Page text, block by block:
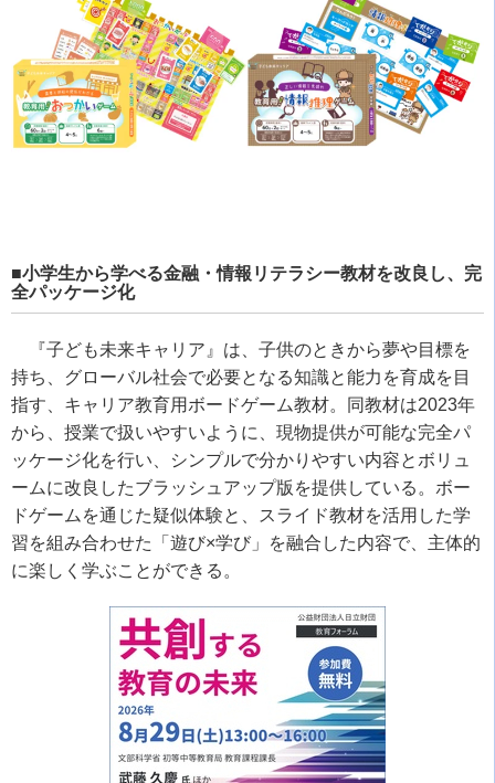
■小学生から学べる金融・情報リテラシー教材を改良し、完
全パッケージ化
『子ども未来キャリア』は、子供のときから夢や目標を
持ち、グローバル社会で必要となる知識と能力を育成を目
指す、キャリア教育用ボードゲーム教材。同教材は2023年
から、授業で扱いやすいように、現物提供が可能な完全パ
ッケージ化を行い、シンプルで分かりやすい内容とボリュ
ームに改良したブラッシュアップ版を提供している。ボー
ドゲームを通じた疑似体験と、スライド教材を活用した学
習を組み合わせた「遊び×学び」を融合した内容で、主体的
に楽しく学ぶことができる。